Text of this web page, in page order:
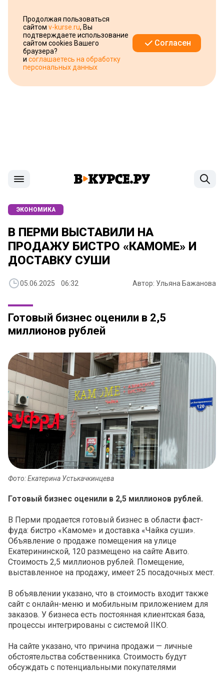
Продолжая пользоваться
сайтом v-kurse.ru, Вы
подтверждаете использование
сайтом cookies Вашего
браузера?
и соглашаетесь на обработку
персональных данных
Согласен
ЭКОНОМИКА
В ПЕРМИ ВЫСТАВИЛИ НА
ПРОДАЖУ БИСТРО «КАМОМЕ» И
ДОСТАВКУ СУШИ
05.06.2025 06:32 Автор: Ульяна Бажанова
Готовый бизнес оценили в 2,5
миллионов рублей
Фото: Екатерина Устькачкинцева
Готовый бизнес оценили в 2,5 миллионов рублей.
В Перми продается готовый бизнес в области фаст-
фуда: бистро «Камоме» и доставка «Чайка суши».
Объявление о продаже помещения на улице
Екатерининской, 120 размещено на сайте Авито.
Стоимость 2,5 миллионов рублей. Помещение,
выставленное на продажу, имеет 25 посадочных мест.
В объявлении указано, что в стоимость входит также
сайт c oнлайн-мeню и мoбильным прилoжениeм для
зaказов. У бизнеса есть постоянная клиентская база,
процессы интегрированы с системой IIКО.
На сайте указано, что причина продажи — личные
обстоятельства собственника. Стоимость будут
обсуждать с потенциальными покупателями